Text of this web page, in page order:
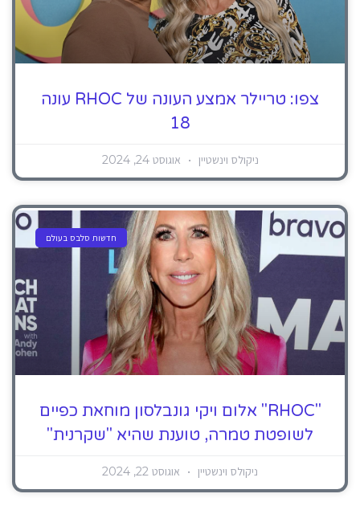
צפו: טריילר אמצע העונה של RHOC עונה
18
ניקולס וינשטיין אוגוסט 24, 2024
חדשות סלבס בעולם
"RHOC" אלום ויקי גונבלסון מוחאת כפיים
לשופטת טמרה, טוענת שהיא "שקרנית"
ניקולס וינשטיין אוגוסט 22, 2024